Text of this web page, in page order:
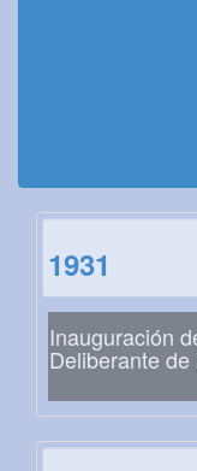
1931
Inauguración
Deliberante